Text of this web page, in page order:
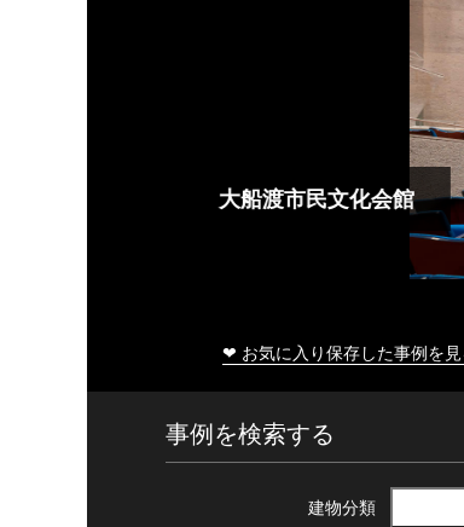
大船渡市民文化会館
❤ お気に入り保存した事例を見
事例を検索する
建物分類